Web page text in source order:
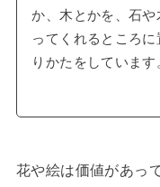
か、木とかを、石
ってくれるところ
りかたをしています
花や絵は価値があっ